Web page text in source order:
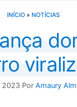
INÍCIO » NOTÍCIAS
2023 Por Amaury